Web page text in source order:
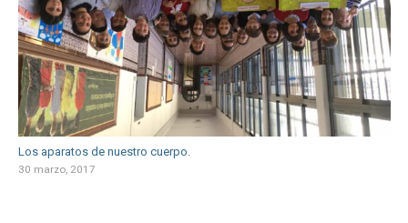
Los aparatos de nuestro cuerpo.
30 marzo, 2017